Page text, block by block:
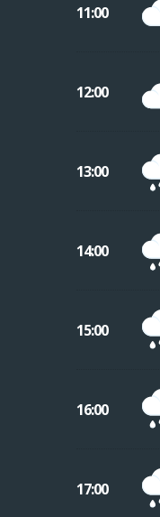
11:00
12:00
13:00
14:00
15:00
16:00
17:00